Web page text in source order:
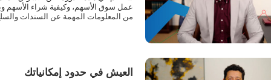
عمل سوق الأسهم، وكيفية شراء الأسهم
من المعلومات المهمة عن السندات
العيش في حدود إمكانياتك